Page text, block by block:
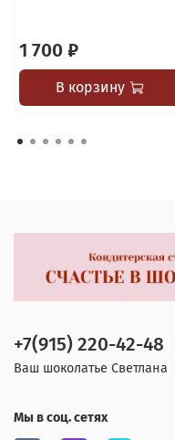
1 700 ₽
В корзину
+7(915) 220-42-48
Ваш шоколатье Светлана
Мы в соц. сетях